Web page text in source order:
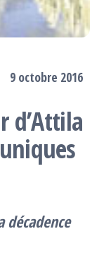
9 octobre 2016
d’Attila
décadence